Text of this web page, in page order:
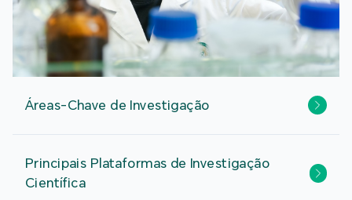
Áreas-Chave de Investigação
Principais Plataformas de Investigação
Científica